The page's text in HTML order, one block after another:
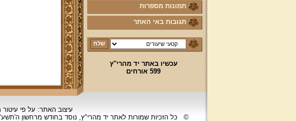
תמונות מספרות
תגובות באי האתר
עכשיו באתר יד מהרי"ץ
599 אורחים
עיצוב האתר: על פי
©
כל הזכיות שמורות לאתר יד מהרי"ץ, נוסד בחודש מרחשוןה'תשע"א 5771 לבריאת העולם, ב'שכ"ב 2322